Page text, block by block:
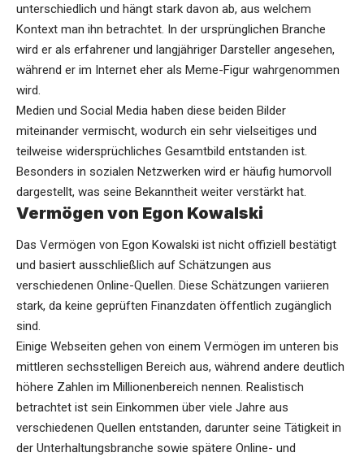
unterschiedlich und hängt stark davon ab, aus welchem
Kontext man ihn betrachtet. In der ursprünglichen Branche
wird er als erfahrener und langjähriger Darsteller angesehen,
während er im Internet eher als Meme-Figur wahrgenommen
wird.
Medien und Social Media haben diese beiden Bilder
miteinander vermischt, wodurch ein sehr vielseitiges und
teilweise widersprüchliches Gesamtbild entstanden ist.
Besonders in sozialen Netzwerken wird er häufig humorvoll
dargestellt, was seine Bekanntheit weiter verstärkt hat.
Vermögen von Egon Kowalski
Das Vermögen von Egon Kowalski ist nicht offiziell bestätigt
und basiert ausschließlich auf Schätzungen aus
verschiedenen Online-Quellen. Diese Schätzungen variieren
stark, da keine geprüften Finanzdaten öffentlich zugänglich
sind.
Einige Webseiten gehen von einem Vermögen im unteren bis
mittleren sechsstelligen Bereich aus, während andere deutlich
höhere Zahlen im Millionenbereich nennen. Realistisch
betrachtet ist sein Einkommen über viele Jahre aus
verschiedenen Quellen entstanden, darunter seine Tätigkeit in
der Unterhaltungsbranche sowie spätere Online- und